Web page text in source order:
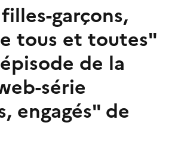
garçons,
tous et toutes"
de la
série
engagés" de